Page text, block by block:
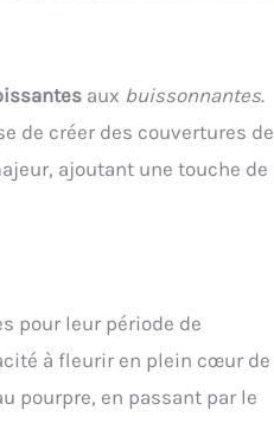
aux buissonnantes.
de créer des couvertures de
ajoutant une touche de
pour leur période de
à fleurir en plein cœur de
pourpre, en passant par le